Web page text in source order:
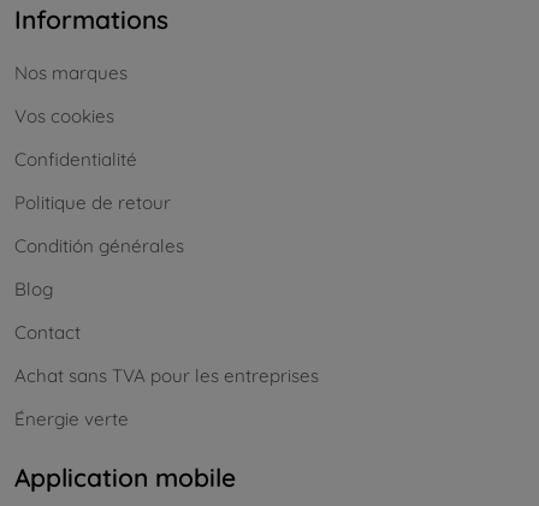
Informations
Nos marques
Vos cookies
Confidentialité
Politique de retour
Conditión générales
Blog
Contact
Achat sans TVA pour les entreprises
Énergie verte
Application mobile